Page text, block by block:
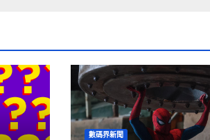
數碼界新聞